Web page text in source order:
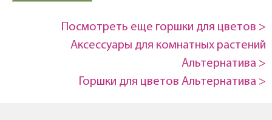
Посмотреть еще горшки для цветов >
Аксессуары для комнатных растений
Альтернатива >
Горшки для цветов Альтернатива >